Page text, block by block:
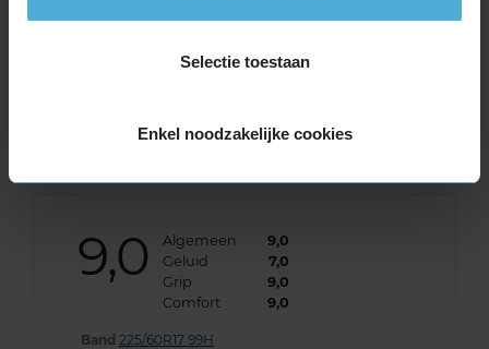
Selectie toestaan
Enkel noodzakelijke cookies
loodjes zat dan de ander heeft ook niet
9,0 Algemeen
9,0
Geluid
7,0
Grip
9,0
Comfort
9,0
Band 225/60R17 99H